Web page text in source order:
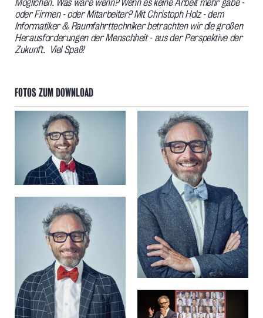
Möglichen. Was wäre wenn? Wenn es keine Arbeit mehr gäbe -
oder Firmen - oder Mitarbeiter? Mit Christoph Holz - dem
Informatiker & Raumfahrttechniker betrachten wir die großen
Herausforderungen der Menschheit - aus der Perspektive der
Zukunft. Viel Spaß!
FOTOS ZUM DOWNLOAD